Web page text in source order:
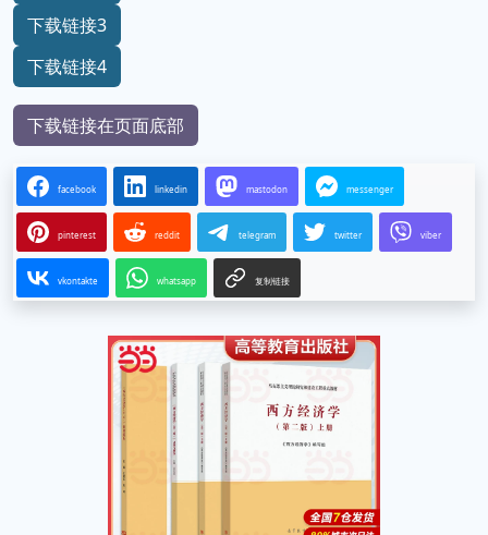
下载链接3
下载链接4
下载链接在页面底部
facebook linkedin mastodon messenger
pinterest reddit telegram twitter viber
vkontakte whatsapp 复制链接